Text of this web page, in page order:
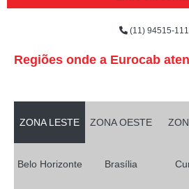
(11) 94515-
Regiões onde a Eurocab
ZONA LESTE ZONA OESTE
Belo Horizonte Brasília